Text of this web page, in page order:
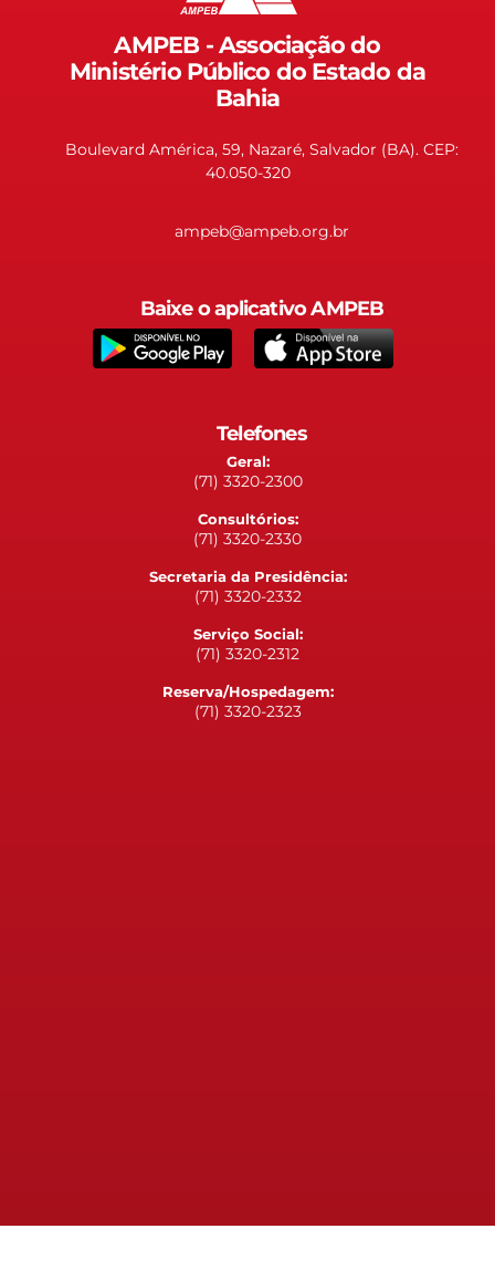
AMPEB - Associação do
Ministério Público do Estado da
Bahia
Boulevard América, 59, Nazaré, Salvador (BA). CEP:
40.050-320
ampeb@ampeb.org.br
Baixe o aplicativo AMPEB
Telefones
Geral:
(71) 3320-2300
Consultórios:
(71) 3320-2330
Secretaria da Presidência:
(71) 3320-2332
Serviço Social:
(71) 3320-2312
Reserva/Hospedagem:
(71) 3320-2323